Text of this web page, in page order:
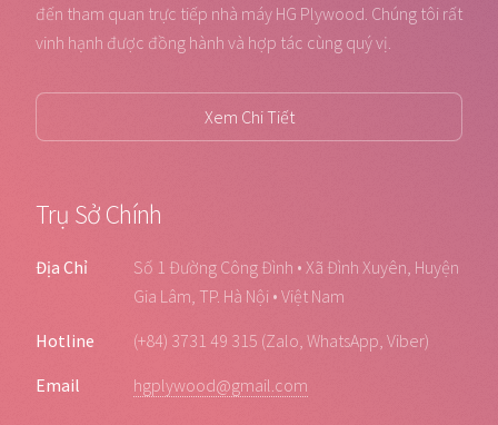
đến tham quan trực tiếp nhà máy HG Plywood. Chúng tôi rất
vinh hạnh được đồng hành và hợp tác cùng quý vị.
Xem Chi Tiết
Trụ Sở Chính
Địa Chỉ
Số 1 Đường Công Đình • Xã Đình Xuyên, Huyện
Gia Lâm, TP. Hà Nội • Việt Nam
Hotline
(+84) 3731 49 315 (Zalo, WhatsApp, Viber)
Email
hgplywood@gmail.com